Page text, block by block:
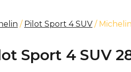
/ Pilot Sport 4 SUV /
Sport 4 SUV